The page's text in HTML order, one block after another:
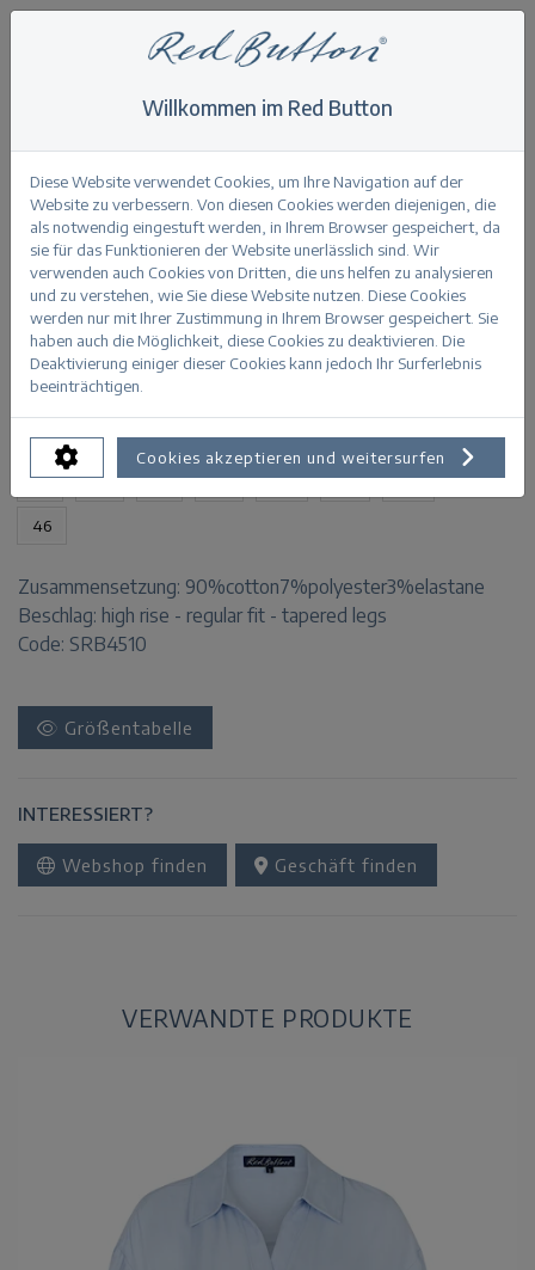
Diana off-white denim
Zurück
Diana off-white denim offwhite
PRODUKTINFORMATION
VERFÜGBARE GRÖSSEN:
32 34 36 38 40 42 44
46
Zusammensetzung: 90%cotton7%polyester3%elastane
Beschlag: high rise - regular fit - tapered legs
Code: SRB4510
Größentabelle
INTERESSIERT?
Webshop finden Geschäft finden
VERWANDTE PRODUKTE
Willkommen im Red Button
Diese Website verwendet Cookies, um Ihre Navigation auf der
Website zu verbessern. Von diesen Cookies werden diejenigen, die
als notwendig eingestuft werden, in Ihrem Browser gespeichert, da
sie für das Funktionieren der Website unerlässlich sind. Wir
verwenden auch Cookies von Dritten, die uns helfen zu analysieren
und zu verstehen, wie Sie diese Website nutzen. Diese Cookies
werden nur mit Ihrer Zustimmung in Ihrem Browser gespeichert. Sie
haben auch die Möglichkeit, diese Cookies zu deaktivieren. Die
Deaktivierung einiger dieser Cookies kann jedoch Ihr Surferlebnis
beeinträchtigen.
Cookies akzeptieren und weitersurfen